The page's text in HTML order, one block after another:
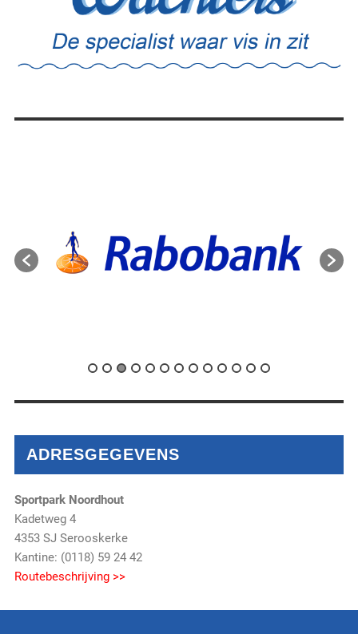
ADRESGEGEVENS
Sportpark Noordhout
Kadetweg 4
4353 SJ Serooskerke
Kantine: (0118) 59 24 42
Routebeschrijving >>